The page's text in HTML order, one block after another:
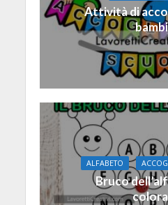
Attività di
ALFABETO
Bruco